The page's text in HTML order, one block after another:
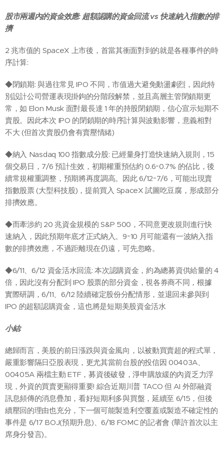
股市兩週內的資金效應: 超額認購的資金回流 vs 快速納入指數的排
擠
2 兆市值的 SpaceX 上市後，首當其衝面對到的就是各種事件的時
序計算:
◆閉鎖期: 與過往常見 IPO 不同，市值過大避免動盪劇烈，因此特
別設計公司營運表現掛鉤的分階段解禁，並且高層主管閉鎖期更
常，如 Elon Musk 面對最長達 1 年的持股閉鎖期，信心宣示短期不
賣股。因此本次 IPO 的閉鎖期的時序計算與波動影響，意義相對
不大 (但首次賣股仍會有賣壓情緒)
◆納入 Nasdaq 100 指數成分股: 已經量身打造快速納入規則，15
個交易日，7/6 預計生效，初期權重預估約 0.6~0.7% 的佔比，後
續常規權重調整，預期將再度調高。因此 6/12~7/6，可能出現賣
指數股票 (大型科技股)，提前買入 SpaceX 試圖吃豆腐，形成部分
排擠效應。
◆而牽涉約 20 兆資金規模的 S&P 500，不同意更改規則進行快
速納入，因此預期年底才正式納入。9~10 月可能還有一波納入指
數的排擠效應，不過距離現在仍遠，可先忽略。
◆6/11、6/12 資金活水回流: 本次認購資金，約為總募資供給量的 4
倍，因此沒有分配到 IPO 股票的部分資金，視各券商不同，根據
實際研調，6/11、6/12 陸續確定股份分配情形，並退回未參與到
IPO 的超額認購資金，這也將是短期美股資金活水
小結:
總歸而言，美股的前日漲跌與資金風向，以被動買賣超的程式單，
嚴重影響隔日亞股表現，更尤其當前台股的投信因 00403A、
00405A 兩檔主動 ETF，募資後破發，淨申購放緩的內資乏力浮
現，外資的買賣更顯得重要! 綜合近期川普 TACO 但 AI 外部融資
訊息頻傳的消息疊加，看好短期利多與買盤，延續至 6/15，但後
續壓回的理由也充分，下一個可能製造利空覆蓋或製造不確定性的
事件是 6/17 BOJ(預期升息)、6/18 FOMC 的記者會 (華許首次以主
席身分發言)。